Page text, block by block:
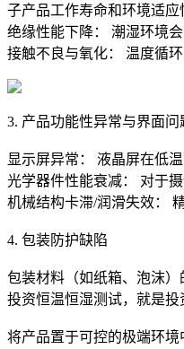
子产品工作寿命和环境适应
绝缘性能下降： 潮湿环境
接触不良与氧化： 温度循
3. 产品功能性异常与界面问
显示屏异常： 液晶屏在低
光学器件性能衰减： 对于
机械结构卡滞/润滑失效：
4. 包装防护缺陷
包装材料（如纸箱、泡沫
投资恒温恒湿测试，就是
将产品置于可控的极端环境